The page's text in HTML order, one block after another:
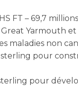
FT – 69,7
Yarmouth
maladies non
pour
pour